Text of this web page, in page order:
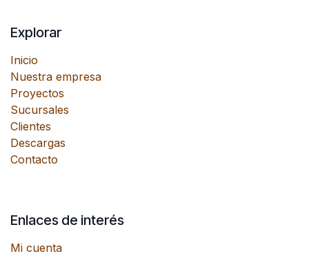
Explorar
Inicio
Nuestra empresa
Proyectos
Sucursales
Clientes
Descargas
Contacto
Enlaces de interés
Mi cuenta